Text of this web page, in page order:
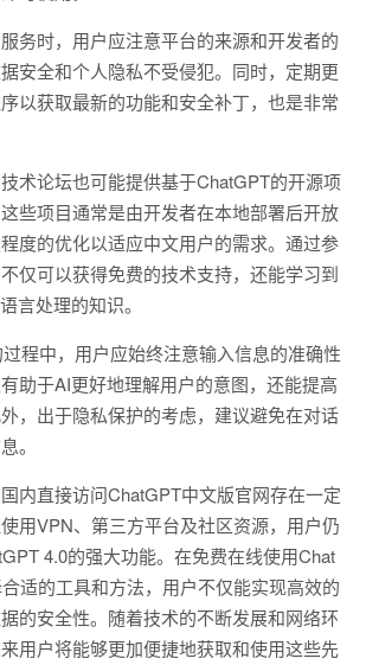
务时，用户应注意平台的来源和开发者的
安全和个人隐私不受侵犯。同时，定期更
以获取最新的功能和安全补丁，也是非常
术论坛也可能提供基于ChatGPT的开源项
些项目通常是由开发者在本地部署后开放
度的优化以适应中文用户的需求。通过参
仅可以获得免费的技术支持，还能学习到
言处理的知识。
程中，用户应始终注意输入信息的准确性
助于AI更好地理解用户的意图，还能提高
，出于隐私保护的考虑，建议避免在对话
。
内直接访问ChatGPT中文版官网存在一定
用VPN、第三方平台及社区资源，用户仍
4.0的强大功能。在免费在线使用Chat
适的工具和方法，用户不仅能实现高效的
的安全性。随着技术的不断发展和网络环
用户将能够更加便捷地获取和使用这些先